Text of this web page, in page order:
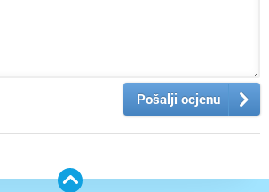
Pošalji ocjenu